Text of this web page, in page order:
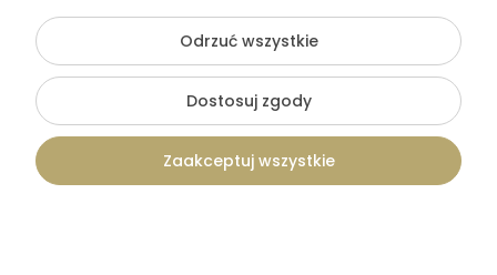
©2026 Wszelkie Prawa Zastrzeżone | TADAM Pracownia
Kreatywna
Szablon Flex byEcommercy
Odrzuć wszystkie
Dostosuj zgody
Zaakceptuj wszystkie